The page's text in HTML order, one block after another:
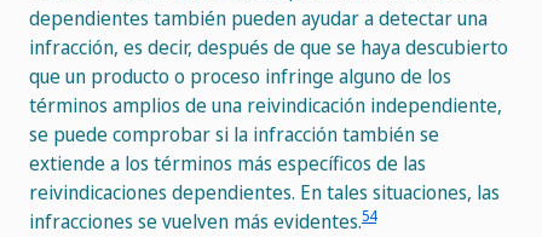
dependientes también pueden ayudar a detectar una
infracción, es decir, después de que se haya descubierto
que un producto o proceso infringe alguno de los
términos amplios de una reivindicación independiente,
se puede comprobar si la infracción también se
extiende a los términos más específicos de las
reivindicaciones dependientes. En tales situaciones, las
infracciones se vuelven más evidentes.54